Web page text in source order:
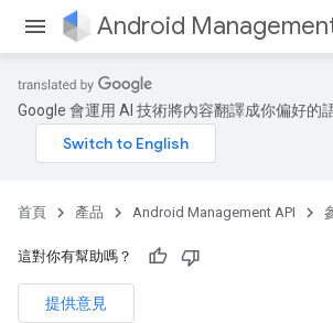
Android
Google 會運用 AI 技術將內容翻譯成你偏好的
首頁 產品 Android Management API
這對你有幫助嗎？
提供意見